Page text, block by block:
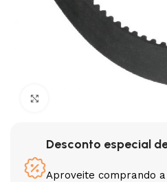
Desconto especial
Aproveite comprando